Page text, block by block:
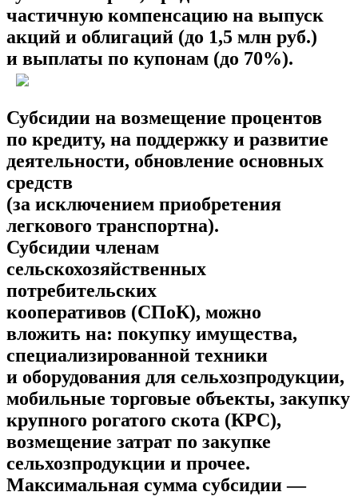
частичную компенсацию на выпуск
акций и облигаций (до 1,5 млн руб.)
и выплаты по купонам (до 70%).
Субсидии на возмещение процентов
по кредиту, на поддержку и развитие
деятельности, обновление основных
средств
(за исключением приобретения
легкового транспортна).
Субсидии членам
сельскохозяйственных
потребительских
кооперативов (СПоК), можно
вложить на: покупку имущества,
специализированной техники
и оборудования для сельхозпродукции,
мобильные торговые объекты, закупку
крупного рогатого скота (КРС),
возмещение затрат по закупке
сельхозпродукции и прочее.
Максимальная сумма субсидии —